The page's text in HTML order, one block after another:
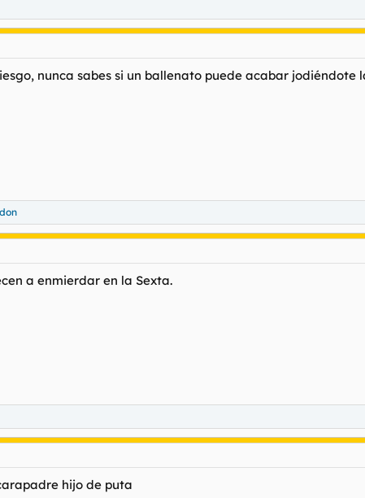
nunca sabes si un ballenato puede acabar
a enmierdar en la Sexta.
hijo de puta